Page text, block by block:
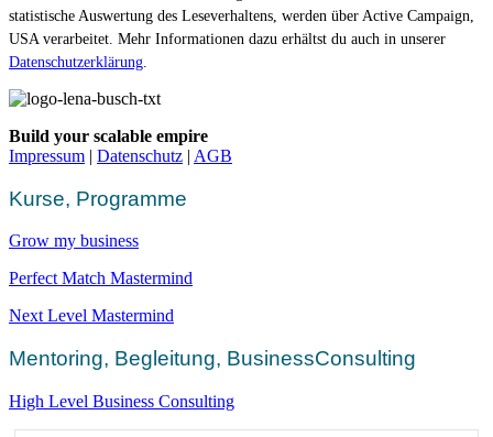
statistische Auswertung des Leseverhaltens, werden über Active Campaign,
USA verarbeitet. Mehr Informationen dazu erhältst du auch in unserer
Datenschutzerklärung
Build your scalable empire
Impressum | Datenschutz | AGB
Kurse, Programme
Grow my business
Perfect Match Mastermind
Next Level Mastermind
Mentoring, Begleitung, BusinessConsulting
High Level Business Consulting